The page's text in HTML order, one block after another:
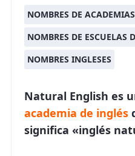
NOMBRES DE
NOMBRES DE ESCUELAS
NOMBRES INGLESES
Natural English es
academia de inglés
significa «inglés